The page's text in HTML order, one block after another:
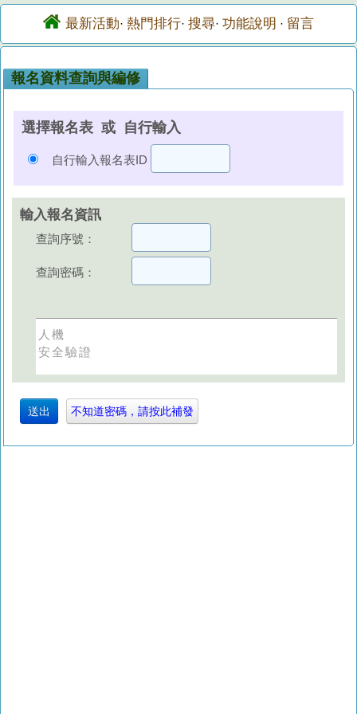
最新活動· 熱門排行· 搜尋· 功能說明 · 留言
報名資料查詢與編修
選擇報名表 或 自行輸入
自行輸入報名表ID
輸入報名資訊
查詢序號：
查詢密碼：
人機
安全驗證